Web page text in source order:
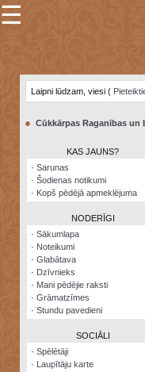
×
Šodienas
notikumi
Visatcera
almanahs
Arhīvs
☰
Laipni lūdzam, viesi (
● Cūkkārpas Raganības
KAS JAUNS?
·Sarunas
·Šodienas notikumi
· Kopš pēdējā apmeklējuma
NODERĪGI
·Sākumlapa
· Noteikumi
·Glabātava
· Dzīvnieks
· Mani pēdējie raksti
·Grāmatzīmes
·Stundu pavedieni
SOCIĀLI
·Spēlētāji
· Laupītāju karte